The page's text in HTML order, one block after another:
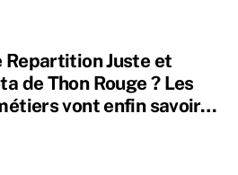
Repartition Juste et
de Thon Rouge ? Les
vont enfin savoir…